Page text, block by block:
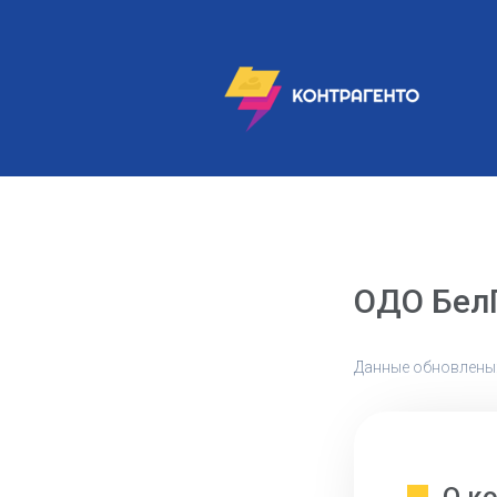
ОДО
Данные